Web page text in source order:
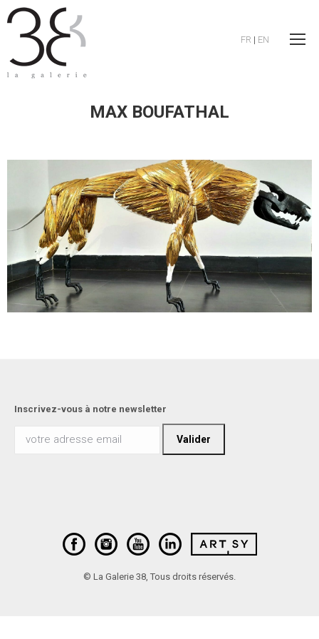
FR | EN
MAX BOUFATHAL
Inscrivez-vous à notre newsletter
© La Galerie 38, Tous droits réservés.